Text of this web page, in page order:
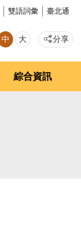
雙語詞彙 臺北通
中 大 分享
綜合資訊